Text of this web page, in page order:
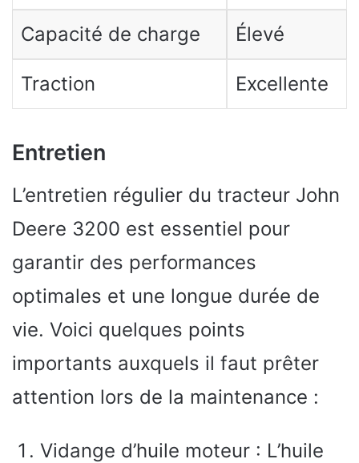
Capacité de charge Élevé
Traction Excellente
Entretien
L’entretien régulier du tracteur John
Deere 3200 est essentiel pour
garantir des performances
optimales et une longue durée de
vie. Voici quelques points
importants auxquels il faut prêter
attention lors de la maintenance :
Vidange d’huile moteur : L’huile